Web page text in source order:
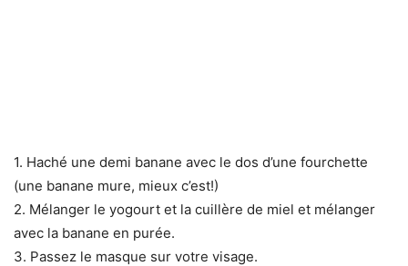
1. Haché une demi banane avec le dos d’une fourchette
(une banane mure, mieux c’est!)
2. Mélanger le yogourt et la cuillère de miel et mélanger
avec la banane en purée.
3. Passez le masque sur votre visage.